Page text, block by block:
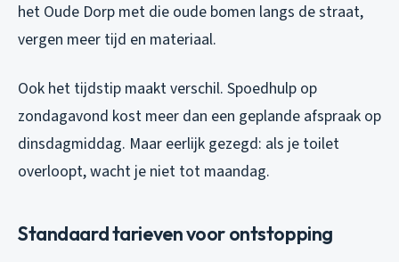
het Oude Dorp met die oude bomen langs de straat,
vergen meer tijd en materiaal.
Ook het tijdstip maakt verschil. Spoedhulp op
zondagavond kost meer dan een geplande afspraak op
dinsdagmiddag. Maar eerlijk gezegd: als je toilet
overloopt, wacht je niet tot maandag.
Standaard tarieven voor ontstopping